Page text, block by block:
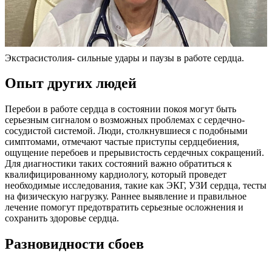
Экстрасистолия- сильные удары и паузы в работе сердца.
Опыт других людей
Перебои в работе сердца в состоянии покоя могут быть
серьезным сигналом о возможных проблемах с сердечно-
сосудистой системой. Люди, столкнувшиеся с подобными
симптомами, отмечают частые приступы сердцебиения,
ощущение перебоев и прерывистость сердечных сокращений.
Для диагностики таких состояний важно обратиться к
квалифицированному кардиологу, который проведет
необходимые исследования, такие как ЭКГ, УЗИ сердца, тесты
на физическую нагрузку. Раннее выявление и правильное
лечение помогут предотвратить серьезные осложнения и
сохранить здоровье сердца.
Разновидности сбоев